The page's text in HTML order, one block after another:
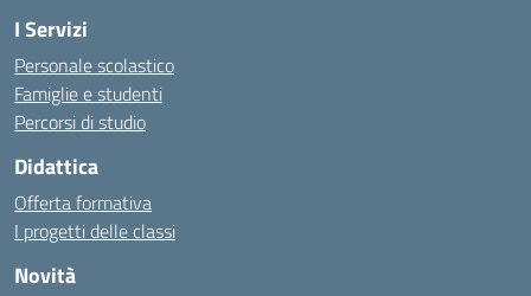
I Servizi
Personale scolastico
Famiglie e studenti
Percorsi di studio
Didattica
Offerta formativa
I progetti delle classi
Novità